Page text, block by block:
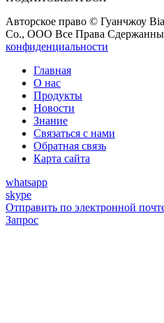
Авторское право © Гуанчжоу
Co., ООО Все Права
конфиденциальности
Главная
О нас
Продукты
Новости
Знание
Связаться с нами
Обратная связь
Карта сайта
whatsapp
skype
Отправить по электронной
Запрос